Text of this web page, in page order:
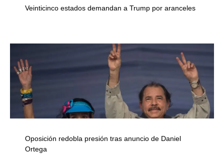
Veinticinco estados demandan a Trump por aranceles
Oposición redobla presión tras anuncio de Daniel
Ortega